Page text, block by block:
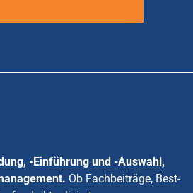
-Einführung und -Auswahl,
Ob Fachbeiträge, Best-